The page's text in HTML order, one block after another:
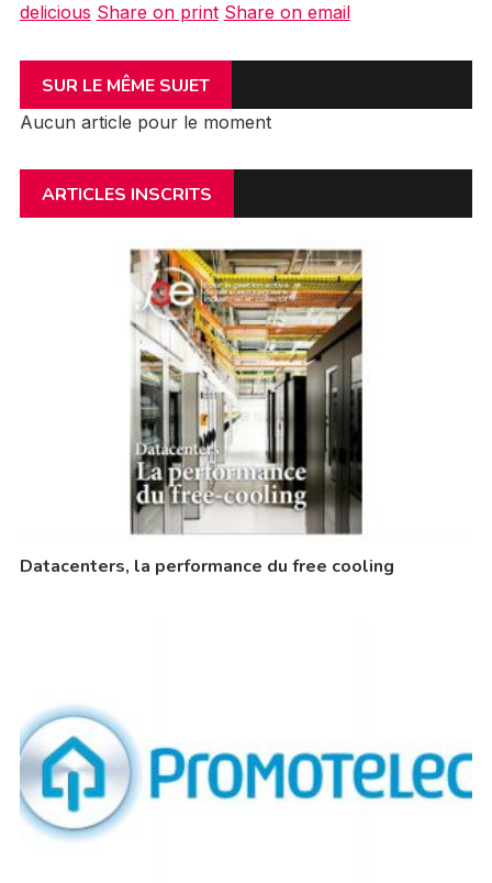
delicious Share on print Share on email
SUR LE MÊME SUJET
Aucun article pour le moment
ARTICLES INSCRITS
Datacenters, la performance du free cooling